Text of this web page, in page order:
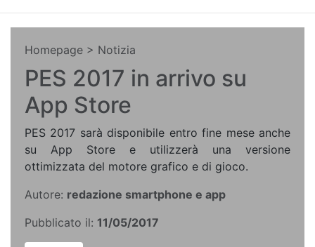
Homepage > Notizia
PES 2017 in arrivo su
App Store
PES 2017 sarà disponibile entro fine mese anche
su App Store e utilizzerà una versione
ottimizzata del motore grafico e di gioco.
Autore: redazione smartphone e app
Pubblicato il: 11/05/2017